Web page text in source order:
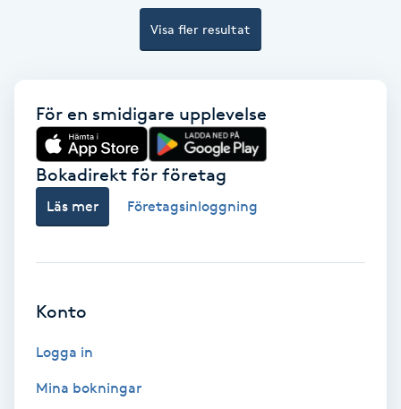
Bröllopsuppsättning
Celluliter
Coachning
Cryoterapi
Dermapen
Visa fler resultat
För en smidigare upplevelse
Bokadirekt för företag
Läs mer Företagsinloggning
Konto
Logga in
Mina bokningar